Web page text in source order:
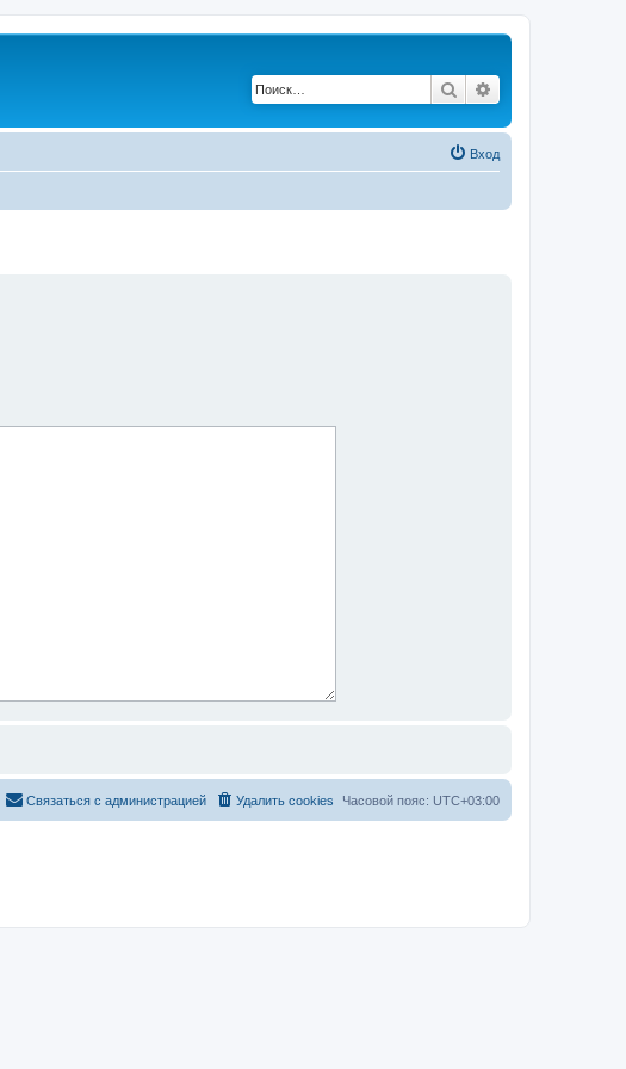
Поиск
Вход
Часовой пояс: UTC+03:00
Удалить cookies
Связаться с администрацией